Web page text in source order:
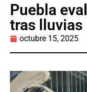
Puebla
tras lluvias
octubre 15, 2025